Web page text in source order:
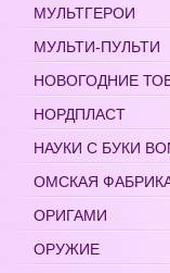
МУЛЬТГЕРОИ
МУЛЬТИ-ПУЛЬТИ
НОВОГОДНИЕ
НОРДПЛАСТ
НАУКИ С БУКИ
ОМСКАЯ
ОРИГАМИ
ОРУЖИЕ